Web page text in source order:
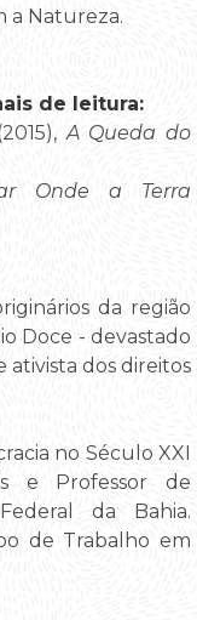
a Natureza.
de leitura:
A Queda do
Onde a Terra
da região
Doce - devastado
ativista dos direitos
no Século XXI
e Professor de
da Bahia.
de Trabalho em